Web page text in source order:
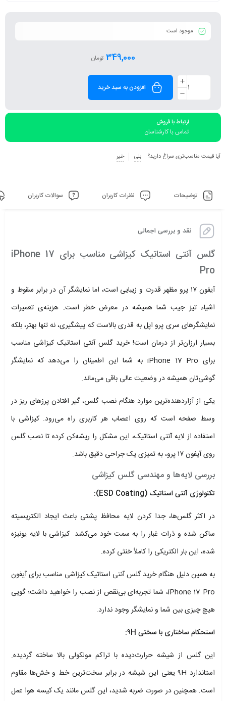
موجود است
349,000 تومان
افزودن به سبد خرید
ارتباط با فروش
تماس با کارشناسان
آیا قیمت مناسب‌تری سراغ دارید؟ بلی خیر
توضیحات نظرات کاربران سوالات کاربران
نقد و بررسی اجمالی
گلس آنتی استاتیک کیزاشی مناسب برای iPhone 17
Pro
آیفون ۱۷ پرو مظهر قدرت و زیبایی است، اما نمایشگر آن در برابر سقوط و
اشیاء تیز جیب شما همیشه در معرض خطر است. هزینه‌ی تعمیرات
نمایشگرهای سری پرو اپل به قدری بالاست که پیشگیری، نه تنها بهتر، بلکه
بسیار ارزان‌تر از درمان است! خرید گلس آنتی استاتیک کیزاشی مناسب
برای iPhone 17 Pro به شما این اطمینان را می‌دهد که نمایشگر
گوشی‌تان همیشه در وضعیت عالی باقی می‌ماند.
یکی از آزاردهنده‌ترین موارد هنگام نصب گلس، گیر افتادن پرزهای ریز در
وسط صفحه است که روی اعصاب هر کاربری راه می‌رود. کیزاشی با
استفاده از لایه آنتی استاتیک، این مشکل را ریشه‌کن کرده تا نصب گلس
روی آیفون ۱۷ پرو، به تمیزی یک جراحی دقیق باشد.
بررسی لایه‌ها و مهندسی گلس کیزاشی
تکنولوژی آنتی استاتیک (ESD Coating):
در اکثر گلس‌ها، جدا کردن لایه محافظ پشتی باعث ایجاد الکتریسیته
ساکن شده و ذرات غبار را به سمت خود می‌کشد. کیزاشی با لایه یونیزه
شده، این بار الکتریکی را کاملاً خنثی کرده.
به همین دلیل هنگام خرید گلس آنتی استاتیک کیزاشی مناسب برای آیفون
iPhone 17 Pro، شما تجربه‌ای بی‌نقص از نصب را خواهید داشت؛ گویی
هیچ چیزی بین شما و نمایشگر وجود ندارد.
استحکام ساختاری با سختی ۹H:
این گلس از شیشه حرارت‌دیده با تراکم مولکولی بالا ساخته گردیده.
استاندارد ۹H یعنی این شیشه در برابر سخت‌ترین خط و خش‌ها مقاوم
است. همچنین در صورت ضربه شدید، این گلس مانند یک کیسه هوا عمل